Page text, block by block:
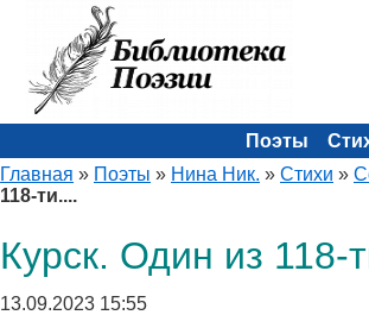
Поэты
Главная » Поэты » Нина Ник. » Стихи »
118-ти....
Курск. Один из 118-
13.09.2023 15:55